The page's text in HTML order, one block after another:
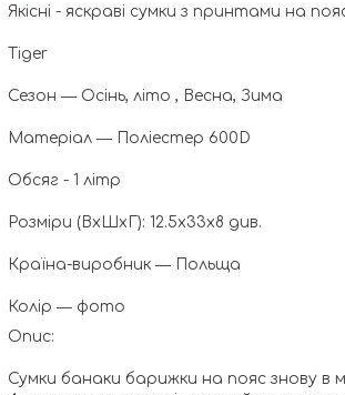
Якісні - яскраві сумки з принтами на
Tiger
Сезон ― Осінь, літо , Весна, Зима
Матеріал ― Поліестер 600D
Обсяг - 1 літр
Розміри (ВхШхГ): 12.5x33x8 див.
Країна-виробник ― Польща
Колір ― фото
Опис:
Сумки банаки барижки на пояс знову в